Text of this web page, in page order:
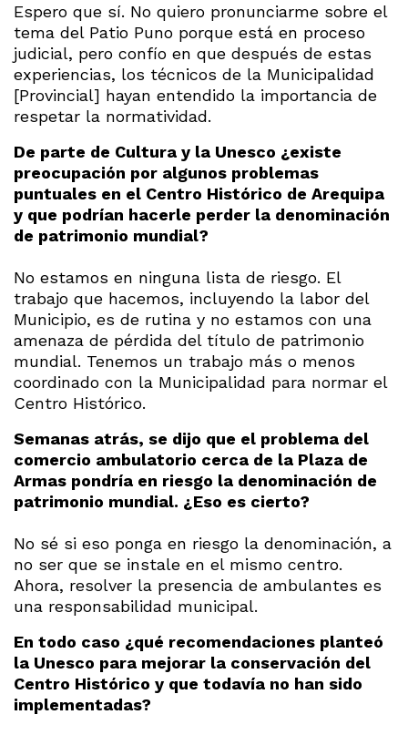
Espero que sí. No quiero pronunciarme sobre el
tema del Patio Puno porque está en proceso
judicial, pero confío en que después de estas
experiencias, los técnicos de la Municipalidad
[Provincial] hayan entendido la importancia de
respetar la normatividad.
De parte de Cultura y la Unesco ¿existe
preocupación por algunos problemas
puntuales en el Centro Histórico de Arequipa
y que podrían hacerle perder la denominación
de patrimonio mundial?
No estamos en ninguna lista de riesgo. El
trabajo que hacemos, incluyendo la labor del
Municipio, es de rutina y no estamos con una
amenaza de pérdida del título de patrimonio
mundial. Tenemos un trabajo más o menos
coordinado con la Municipalidad para normar el
Centro Histórico.
Semanas atrás, se dijo que el problema del
comercio ambulatorio cerca de la Plaza de
Armas pondría en riesgo la denominación de
patrimonio mundial. ¿Eso es cierto?
No sé si eso ponga en riesgo la denominación, a
no ser que se instale en el mismo centro.
Ahora, resolver la presencia de ambulantes es
una responsabilidad municipal.
En todo caso ¿qué recomendaciones planteó
la Unesco para mejorar la conservación del
Centro Histórico y que todavía no han sido
implementadas?